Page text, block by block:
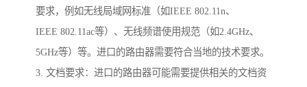
要求，例如无线局域网标准（如IEEE 802.11n、
IEEE 802.11ac等）、无线频谱使用规范（如2.4GHz、
5GHz等）等。进口的路由器需要符合当地的技术要求。
3. 文档要求：进口的路由器可能需要提供相关的文档资